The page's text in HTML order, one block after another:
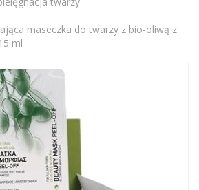
maseczka do twarzy z bio-oliwą z
ml